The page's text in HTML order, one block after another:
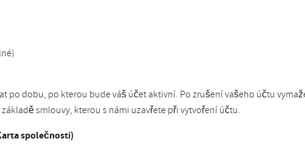
po dobu, po kterou bude váš účet aktivní. Po zrušení vašeho účtu
smlouvy, kterou s námi uzavřete při vytvoření účtu.
společnosti)